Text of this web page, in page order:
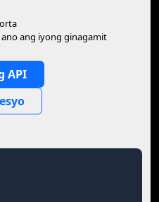
ang iyong ginagamit
API